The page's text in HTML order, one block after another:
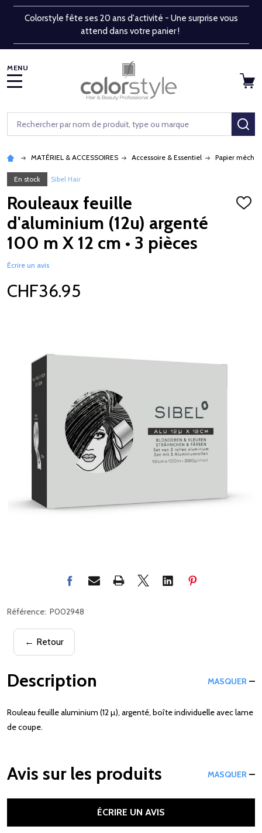
Colorstyle fête ses 20 ans d'activité - Une surprise vous
attend dans votre panier !
Rechercher
MATÉRIEL & ACCESSOIRES Accessoire & Essentiel Papier
En stock Sibel Hair
Rouleaux feuille
d'aluminium (12u) argenté
100 m X 12 cm • 3 pièces
Écrire un avis
CHF36.95
Référence: P002948
← Retour
Description MASQUER
Rouleau feuille aluminium (12 µ), argenté, boîte individuelle avec lame
de coupe.
Avis sur les produits MASQUER
ÉCRIRE UN AVIS